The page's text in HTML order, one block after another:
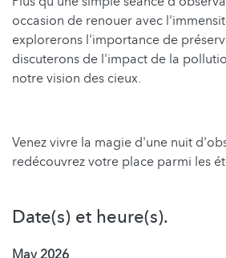
occasion de renouer avec
explorerons l'importance de
discuterons de l'impact de la
notre vision des cieux.
Venez vivre la magie d'une nuit
redécouvrez votre place parmi les
Date(s) et heure(s).